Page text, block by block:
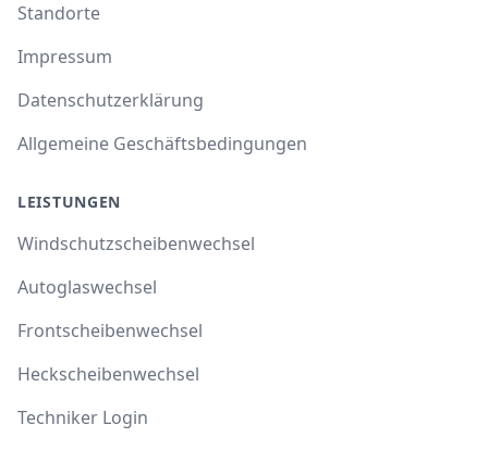
Standorte
Impressum
Datenschutzerklärung
Allgemeine Geschäftsbedingungen
LEISTUNGEN
Windschutzscheibenwechsel
Autoglaswechsel
Frontscheibenwechsel
Heckscheibenwechsel
Techniker Login